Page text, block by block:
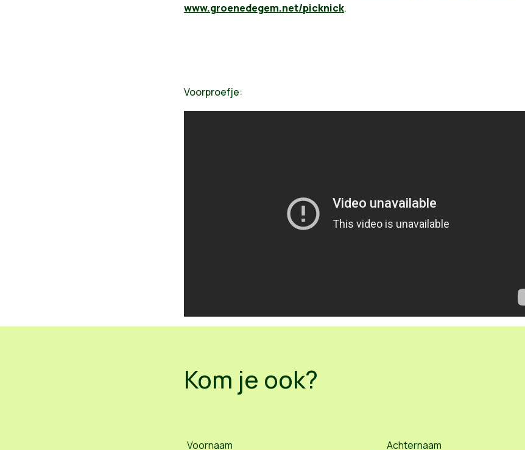
www.groenedegem.net/picknick.
Voorproefje:
Kom je ook?
Voornaam Achternaam